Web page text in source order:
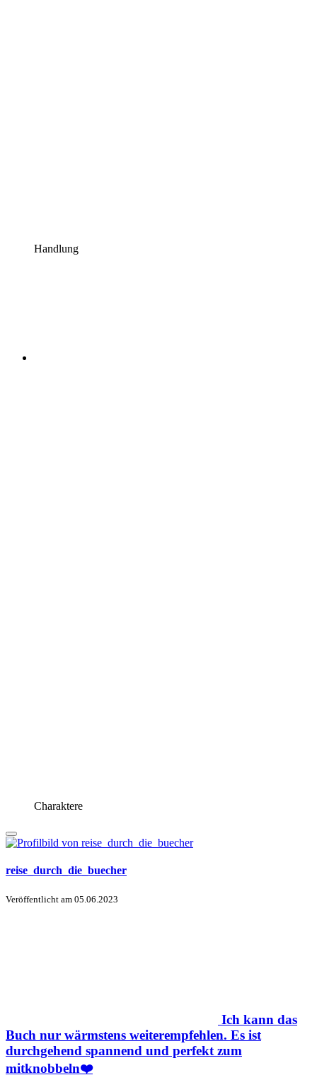
Handlung
Charaktere
reise_durch_die_buecher
Veröffentlicht am 05.06.2023
Ich kann das
Buch nur wärmstens weiterempfehlen. Es ist
durchgehend spannend und perfekt zum
mitknobbeln❤️